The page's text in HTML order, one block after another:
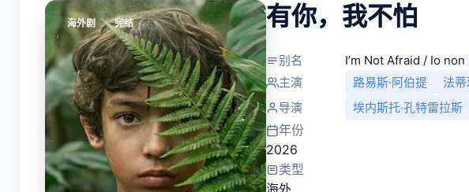
海外剧 完结 有你，我不怕
别名
I’m Not Afraid / Io
主演
路易斯·阿伯提 法蒂
导演
埃内斯托·孔特雷拉斯
年份
2026
类型
海外